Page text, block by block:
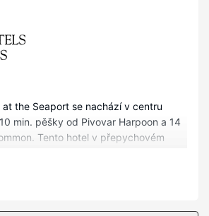
at the Seaport se nachází v centru
min. pěšky od Pivovar Harpoon a 14
Tento hotel v přepychovém
umění.
k jejichž vybavení patří dokovací